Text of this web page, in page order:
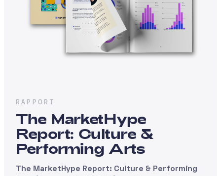
RAPPORT
The MarketHype
Report: Culture &
Performing Arts
The MarketHype Report: Culture & Performing